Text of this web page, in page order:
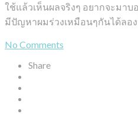
ใช้แล้วเห็นผลจริงๆ อยากจะมา
มีปัญหาผมร่วงเหมือนๆกันได้ลอ
No Comments
Share